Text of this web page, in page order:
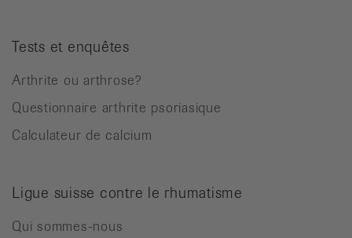
Tests et enquêtes
Arthrite ou arthrose?
Questionnaire arthrite psoriasique
Calculateur de calcium
Ligue suisse contre le rhumatisme
Qui sommes-nous